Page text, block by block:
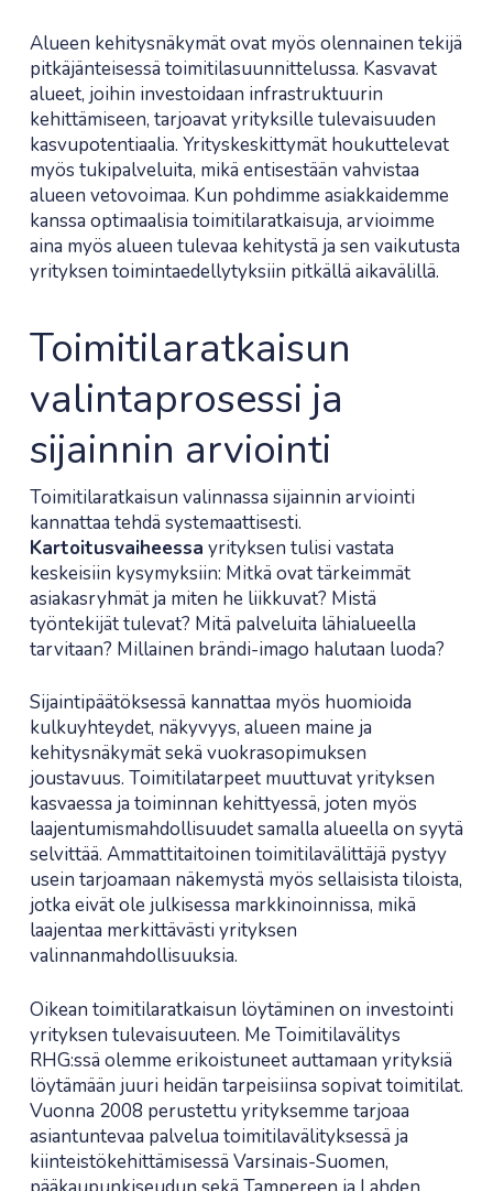
Alueen kehitysnäkymät ovat myös olennainen tekijä
pitkäjänteisessä toimitilasuunnittelussa. Kasvavat
alueet, joihin investoidaan infrastruktuurin
kehittämiseen, tarjoavat yrityksille tulevaisuuden
kasvupotentiaalia. Yrityskeskittymät houkuttelevat
myös tukipalveluita, mikä entisestään vahvistaa
alueen vetovoimaa. Kun pohdimme asiakkaidemme
kanssa optimaalisia toimitilaratkaisuja, arvioimme
aina myös alueen tulevaa kehitystä ja sen vaikutusta
yrityksen toimintaedellytyksiin pitkällä aikavälillä.
Toimitilaratkaisun
valintaprosessi ja
sijainnin arviointi
Toimitilaratkaisun valinnassa sijainnin arviointi
kannattaa tehdä systemaattisesti.
Kartoitusvaiheessa yrityksen tulisi vastata
keskeisiin kysymyksiin: Mitkä ovat tärkeimmät
asiakasryhmät ja miten he liikkuvat? Mistä
työntekijät tulevat? Mitä palveluita lähialueella
tarvitaan? Millainen brändi-imago halutaan luoda?
Sijaintipäätöksessä kannattaa myös huomioida
kulkuyhteydet, näkyvyys, alueen maine ja
kehitysnäkymät sekä vuokrasopimuksen
joustavuus. Toimitilatarpeet muuttuvat yrityksen
kasvaessa ja toiminnan kehittyessä, joten myös
laajentumismahdollisuudet samalla alueella on syytä
selvittää. Ammattitaitoinen toimitilavälittäjä pystyy
usein tarjoamaan näkemystä myös sellaisista tiloista,
jotka eivät ole julkisessa markkinoinnissa, mikä
laajentaa merkittävästi yrityksen
valinnanmahdollisuuksia.
Oikean toimitilaratkaisun löytäminen on investointi
yrityksen tulevaisuuteen. Me Toimitilavälitys
RHG:ssä olemme erikoistuneet auttamaan yrityksiä
löytämään juuri heidän tarpeisiinsa sopivat toimitilat.
Vuonna 2008 perustettu yrityksemme tarjoaa
asiantuntevaa palvelua toimitilavälityksessä ja
kiinteistökehittämisessä Varsinais-Suomen,